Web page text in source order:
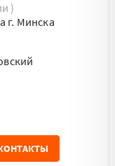
)
г. Минска